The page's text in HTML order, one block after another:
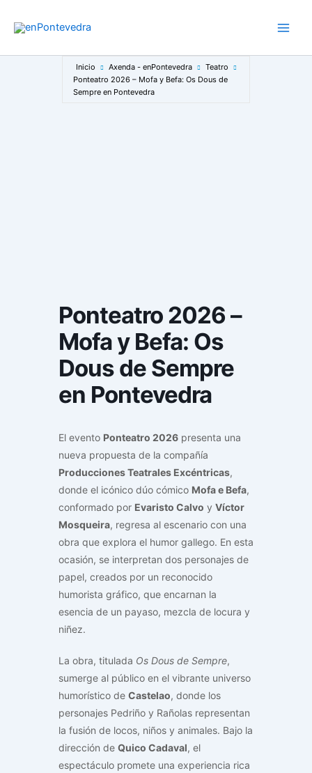
Inicio Axenda - enPontevedra
Teatro
Ponteatro 2026 – Mofa y Befa: Os Dous de
Sempre en Pontevedra
Ponteatro 2026 –
Mofa y Befa: Os
Dous de Sempre
en Pontevedra
El evento Ponteatro 2026 presenta una
nueva propuesta de la compañía
Producciones Teatrales Excéntricas,
donde el icónico dúo cómico Mofa e Befa,
conformado por Evaristo Calvo y Víctor
Mosqueira, regresa al escenario con una
obra que explora el humor gallego. En esta
ocasión, se interpretan dos personajes de
papel, creados por un reconocido
humorista gráfico, que encarnan la
esencia de un payaso, mezcla de locura y
niñez.
La obra, titulada Os Dous de Sempre,
sumerge al público en el vibrante universo
humorístico de Castelao, donde los
personajes Pedriño y Rañolas representan
la fusión de locos, niños y animales. Bajo la
dirección de Quico Cadaval, el
espectáculo promete una experiencia rica